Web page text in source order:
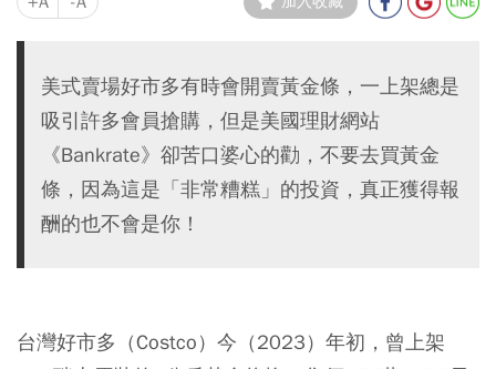
美式賣場好市多有時會開賣黃金條，一上架總是
吸引許多會員搶購，但是美國理財網站
《Bankrate》卻苦口婆心的勸，不要去買黃金
條，因為這是「非常糟糕」的投資，真正獲得報
酬的也不會是你！
台灣好市多（Costco）今（2023）年初，曾上架